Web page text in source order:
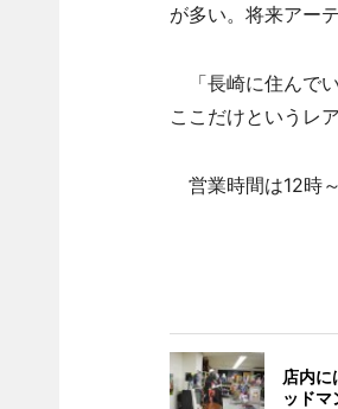
が多い。将来アー
「長崎に住んで
ここだけというレ
営業時間は12時
店内
ッドマ